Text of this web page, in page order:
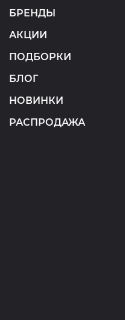
БРЕНДЫ
АКЦИИ
ПОДБОРКИ
БЛОГ
НОВИНКИ
РАСПРОДАЖА